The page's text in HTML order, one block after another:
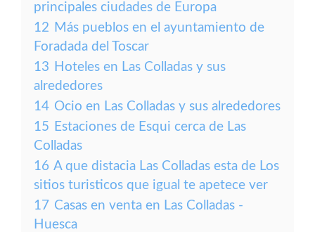
principales ciudades de Europa
12 Más pueblos en el ayuntamiento de
Foradada del Toscar
13 Hoteles en Las Colladas y sus
alrededores
14 Ocio en Las Colladas y sus alrededores
15 Estaciones de Esqui cerca de Las
Colladas
16 A que distacia Las Colladas esta de Los
sitios turisticos que igual te apetece ver
17 Casas en venta en Las Colladas -
Huesca